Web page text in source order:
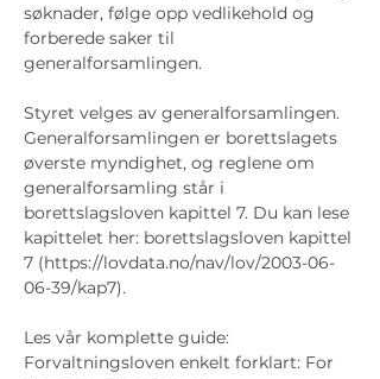
søknader, følge opp vedlikehold og
forberede saker til
generalforsamlingen.
Styret velges av generalforsamlingen.
Generalforsamlingen er borettslagets
øverste myndighet, og reglene om
generalforsamling står i
borettslagsloven kapittel 7. Du kan lese
kapittelet her: borettslagsloven kapittel
7 (https://lovdata.no/nav/lov/2003-06-
06-39/kap7).
Les vår komplette guide:
Forvaltningsloven enkelt forklart: For